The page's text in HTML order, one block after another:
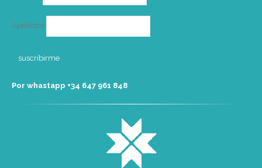
Apellidos
Por whastapp +34 ‭647 961 848‬